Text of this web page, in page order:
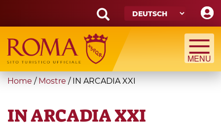
main
content
Search
form
Suche
You
here
Home / Mostre / IN ARCADIA XXI
IN ARCADIA XXI